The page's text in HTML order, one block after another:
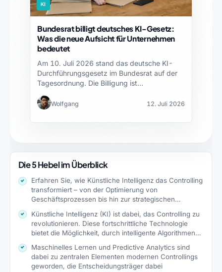
KI
Bundesrat billigt deutsches KI-Gesetz:
Was die neue Aufsicht für Unternehmen
bedeutet
Am 10. Juli 2026 stand das deutsche KI-
Durchführungsgesetz im Bundesrat auf der
Tagesordnung. Die Billigung ist…
Wolfgang 12. Juli 2026
Die 5 Hebel im Überblick
Erfahren Sie, wie Künstliche Intelligenz das Controlling
transformiert – von der Optimierung von
Geschäftsprozessen bis hin zur strategischen…
Künstliche Intelligenz (KI) ist dabei, das Controlling zu
revolutionieren. Diese fortschrittliche Technologie
bietet die Möglichkeit, durch intelligente Algorithmen…
Maschinelles Lernen und Predictive Analytics sind
dabei zu zentralen Elementen modernen Controllings
geworden, die Entscheidungsträger dabei